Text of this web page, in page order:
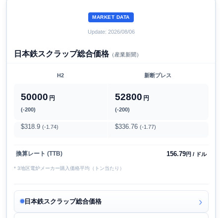
MARKET DATA
Update: 2026/08/06
日本鉄スクラップ総合価格（産業新聞）
H2 新断プレス
50000 円
(-200)
52800 円
(-200)
$318.9 (-1.74) $336.76 (-1.77)
換算レート (TTB) 156.79円 / ドル
* 3地区電炉メーカー購入価格平均（トン当たり）
日本鉄スクラップ総合価格